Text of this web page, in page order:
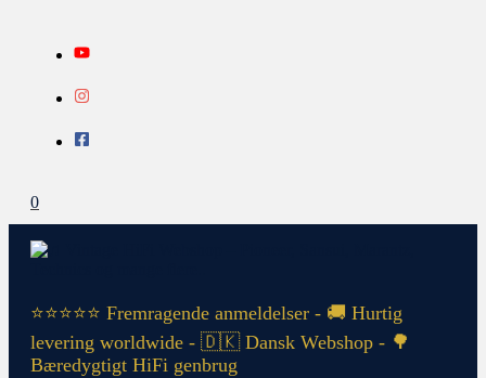
0
⭐⭐⭐⭐⭐ Fremragende anmeldelser - 🚚 Hurtig
levering worldwide - 🇩🇰 Dansk Webshop - 🌳
Bæredygtigt HiFi genbrug